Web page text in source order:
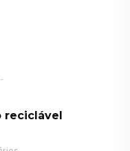
reciclável